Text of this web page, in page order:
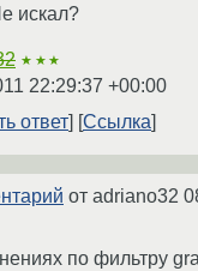
искал?
★★★
22:29:37 +00:00
ответ
Ссылка
от adriano32
по фильтру